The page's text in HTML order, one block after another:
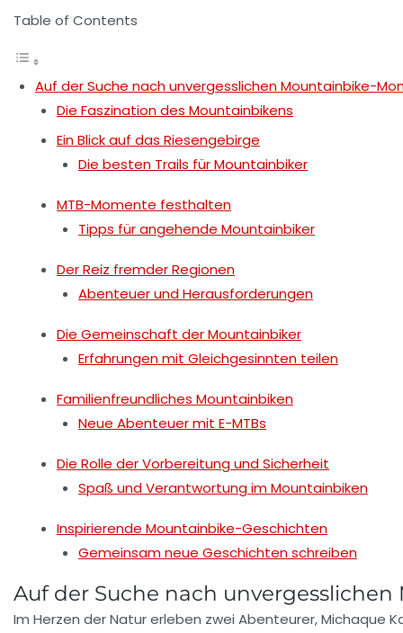
Table of Contents
Auf der Suche nach unvergesslichen Mountainbike-
Die Faszination des Mountainbikens
Ein Blick auf das Riesengebirge
Die besten Trails für Mountainbiker
MTB-Momente festhalten
Tipps für angehende Mountainbiker
Der Reiz fremder Regionen
Abenteuer und Herausforderungen
Die Gemeinschaft der Mountainbiker
Erfahrungen mit Gleichgesinnten teilen
Familienfreundliches Mountainbiken
Neue Abenteuer mit E-MTBs
Die Rolle der Vorbereitung und Sicherheit
Spaß und Verantwortung im Mountainbiken
Inspirierende Mountainbike-Geschichten
Gemeinsam neue Geschichten schreiben
Auf der Suche nach
Im Herzen der Natur erleben zwei Abenteurer, Michaque